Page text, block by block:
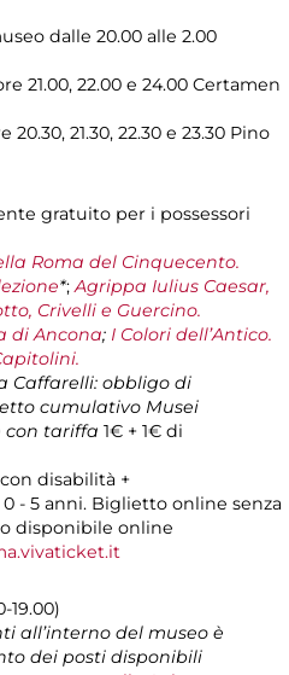
dalle 20.00 alle 2.00
21.00, 22.00 e 24.00 Certamen
21.30, 22.30 e 23.30 Pino
gratuito per i possessori
Roma del Cinquecento.
*; Agrippa Iulius Caesar,
Crivelli e Guercino.
di Ancona; I Colori dell’Antico.
Caffarelli: obbligo di
cumulativo Musei
con tariffa 1€ + 1€ di
disabilità +
- 5 anni. Biglietto online senza
disponibile online
19.00)
all’interno del museo è
dei posti disponibili